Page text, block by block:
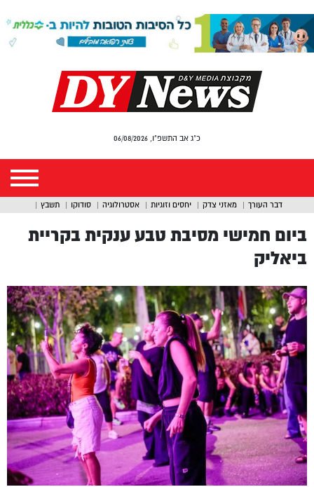
כ"ג אב התשפ"ו, 06/08/2026
דבר העורך מאזני צדק יחסים וזוגיות אסטרולוגיה סודוקו תשבץ
ביום חמישי מסיבת טבע ענקית בקריית
ביאליק